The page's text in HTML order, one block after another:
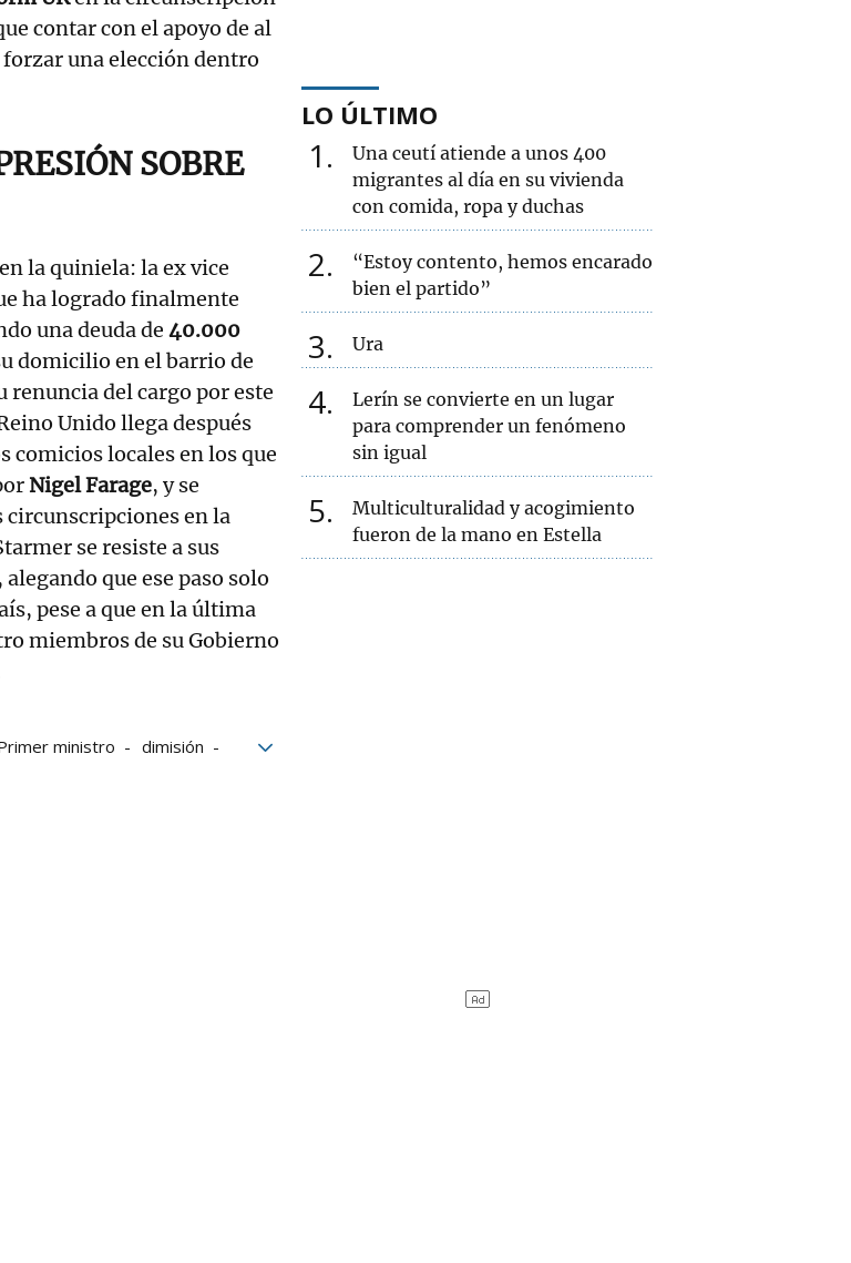
contar con el apoyo de al
forzar una elección dentro
SOBRE
la quiniela: la ex vice
ha logrado finalmente
una deuda de 40.000
domicilio en el barrio de
renuncia del cargo por este
Unido llega después
comicios locales en los que
Nigel Farage, y se
circunscripciones en la
se resiste a sus
que ese paso solo
pese a que en la última
miembros de su Gobierno
ministro
dimisión
LO ÚLTIMO
1
Una ceutí atiende a unos 400
migrantes al día en su vivienda
con comida, ropa y duchas
2
“Estoy contento, hemos encarado
bien el partido”
3 Ura
4
Lerín se convierte en un lugar
para comprender un fenómeno
sin igual
5
Multiculturalidad y acogimiento
fueron de la mano en Estella